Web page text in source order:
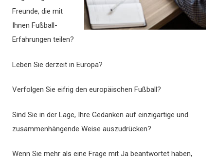
Freunde, die mit
Ihnen Fußball-
Erfahrungen teilen?
Leben Sie derzeit in Europa?
Verfolgen Sie eifrig den europäischen Fußball?
Sind Sie in der Lage, Ihre Gedanken auf einzigartige und
zusammenhängende Weise auszudrücken?
Wenn Sie mehr als eine Frage mit Ja beantwortet haben,